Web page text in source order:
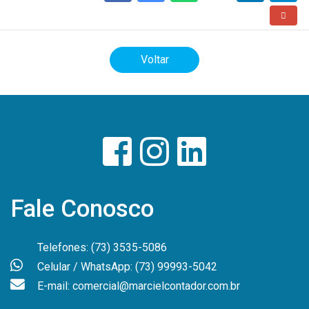
Voltar
Fale Conosco
Telefones: (73) 3535-5086
Celular / WhatsApp: (73) 99993-5042
E-mail: comercial@marcielcontador.com.br